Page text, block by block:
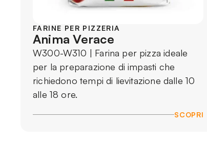
FARINE PER PIZZERIA
Anima Verace
W300-W310 | Farina per pizza ideale
per la preparazione di impasti che
richiedono tempi di lievitazione dalle 10
alle 18 ore.
SCOPRI